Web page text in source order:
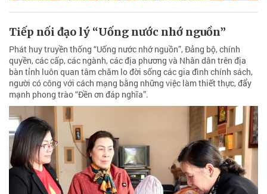
Tiếp nối đạo lý “Uống nước nhớ nguồn”
Phát huy truyền thống “Uống nước nhớ nguồn”, Đảng bộ, chính
quyền, các cấp, các ngành, các địa phương và Nhân dân trên địa
bàn tỉnh luôn quan tâm chăm lo đời sống các gia đình chính sách,
người có công với cách mạng bằng những việc làm thiết thực, đẩy
mạnh phong trào “Đền ơn đáp nghĩa”.